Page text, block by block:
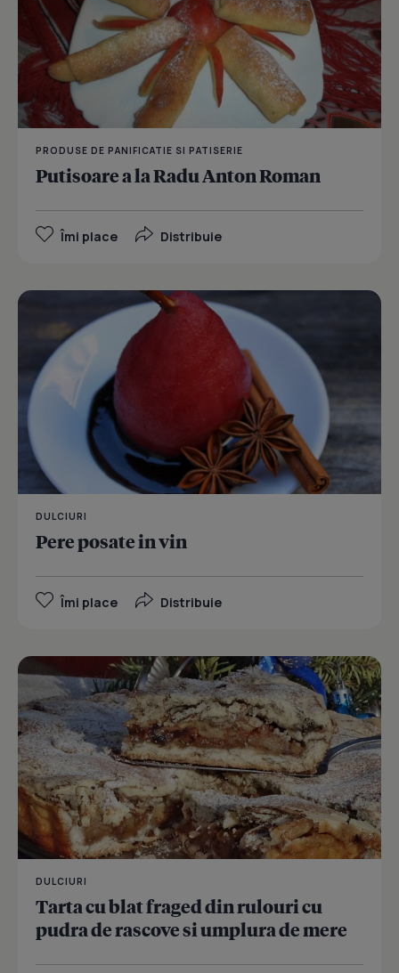
PRODUSE DE PANIFICATIE SI PATISERIE
Putisoare a la Radu Anton Roman
Îmi place Distribuie
DULCIURI
Pere posate in vin
Îmi place Distribuie
DULCIURI
Tarta cu blat fraged din rulouri cu
pudra de rascove si umplura de mere